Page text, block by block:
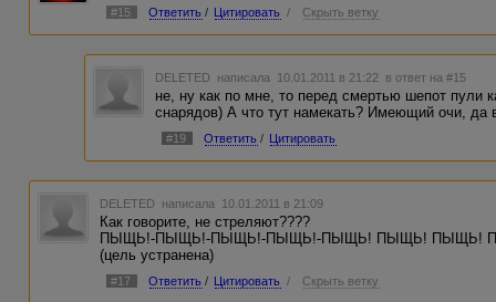
#15 Ответить / Цитировать / Скрыть ветку
DELETED написала 10.01.2011 в 21:22 в ответ на #15
не, ну как по мне, то перед смертью шепот пули
снарядов) А что тут намекать? Имеющий очи, да
#19 Ответить / Цитировать
DELETED написала 10.01.2011 в 21:09
Как говорите, не стреляют????
ПЫЩЬ!-ПЫЩЬ!-ПЫЩЬ!-ПЫЩЬ!-ПЫЩЬ! ПЫЩЬ! ПЫЩЬ!
(цель устранена)
#17 Ответить / Цитировать / Скрыть ветку